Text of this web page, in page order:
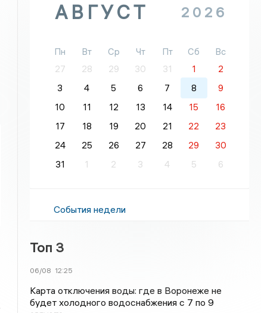
АВГУСТ 2026
Пн Вт Ср Чт Пт Сб
Вс
27
28 29 30 31 1
2
3
4 5 6 7 8
9
10
11 12 13 14 15
16
17
18 19 20 21 22
23
24
25 26 27 28 29
30
31
1 2 3 4 5 6
События недели
Топ 3
06/08 12:25
Карта отключения воды: где в Воронеже не
будет холодного водоснабжения с 7 по 9